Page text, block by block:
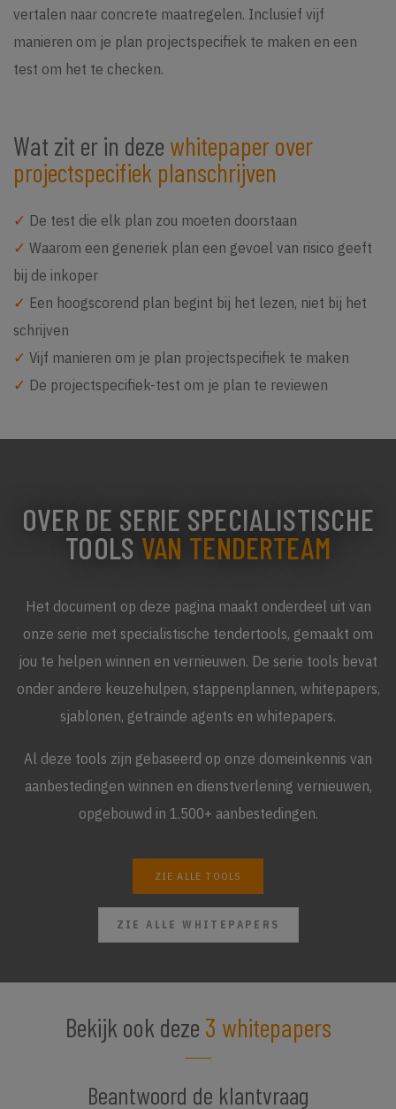
vertalen naar concrete maatregelen. Inclusief vijf
manieren om je plan projectspecifiek te maken en een
test om het te checken.
Wat zit er in deze whitepaper over
projectspecifiek planschrijven
✓ De test die elk plan zou moeten doorstaan
✓ Waarom een generiek plan een gevoel van risico geeft
bij de inkoper
✓ Een hoogscorend plan begint bij het lezen, niet bij het
schrijven
✓ Vijf manieren om je plan projectspecifiek te maken
✓ De projectspecifiek-test om je plan te reviewen
OVER DE SERIE SPECIALISTISCHE
TOOLS VAN TENDERTEAM
Het document op deze pagina maakt onderdeel uit van
onze serie met specialistische tendertools, gemaakt om
jou te helpen winnen en vernieuwen. De serie tools bevat
onder andere keuzehulpen, stappenplannen, whitepapers,
sjablonen, getrainde agents en whitepapers.
Al deze tools zijn gebaseerd op onze domeinkennis van
aanbestedingen winnen en dienstverlening vernieuwen,
opgebouwd in 1.500+ aanbestedingen.
ZIE ALLE TOOLS
ZIE ALLE WHITEPAPERS
Bekijk ook deze 3 whitepapers
Beantwoord de klantvraag